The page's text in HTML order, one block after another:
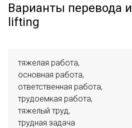
Варианты перевода
lifting
тяжелая работа,
основная работа,
ответственная работа,
трудоемкая работа,
тяжелый труд,
трудная задача